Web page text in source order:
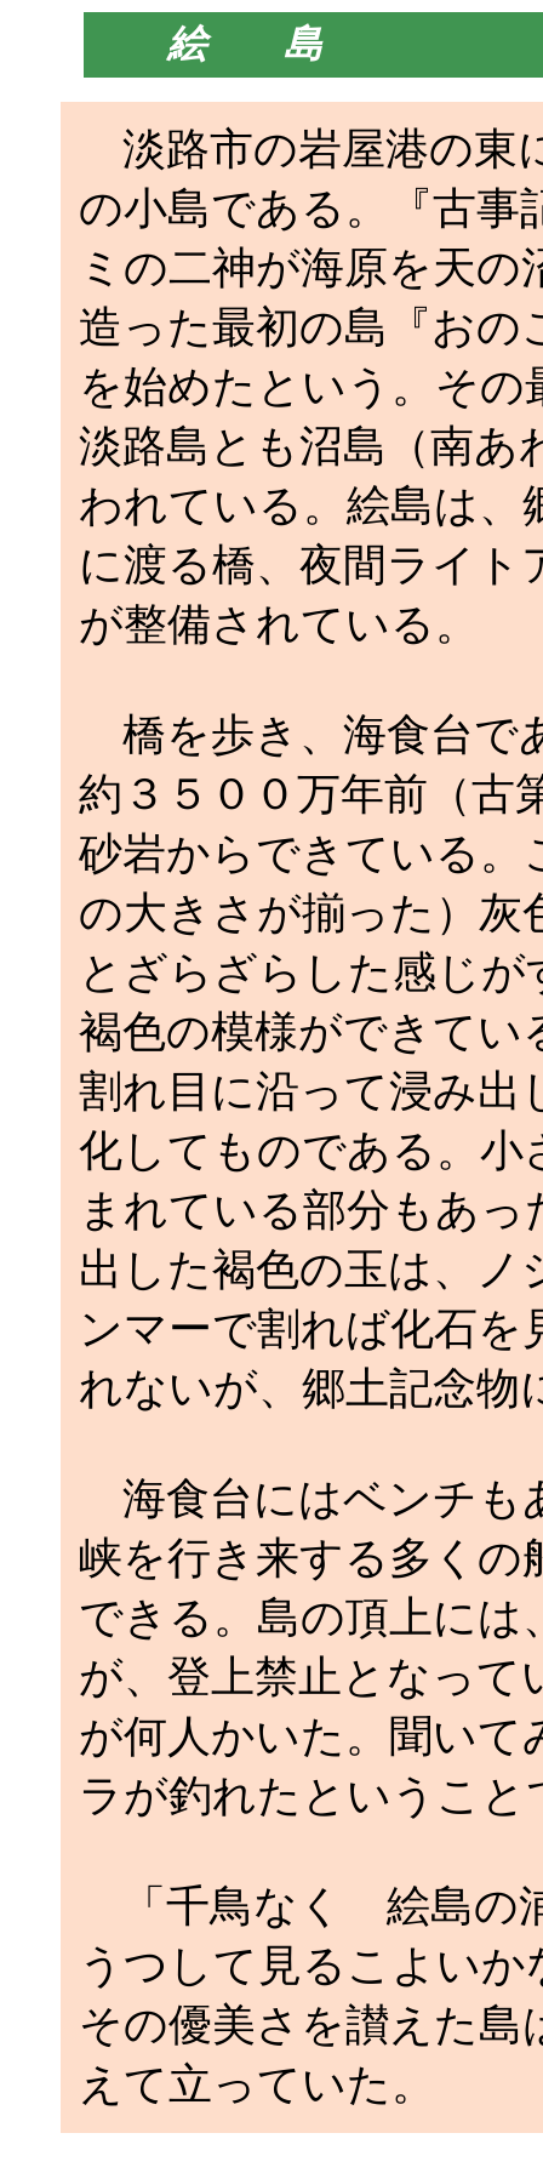
絵 島
淡路市の岩屋港の東
の小島である。『古事
ミの二神が海原を天
造った最初の島『おの
を始めたという。そ
淡路島とも沼島（南あ
われている。絵島は、
に渡る橋、夜間ライト
が整備されている。
橋を歩き、海食台で
約３５００万年前（古
砂岩からできている。
の大きさが揃った）灰
とざらざらした感じ
褐色の模様ができてい
割れ目に沿って浸み出
化してものである。小
まれている部分もあ
出した褐色の玉は、
ンマーで割れば化石
れないが、郷土記念物
海食台にはベンチも
峡を行き来する多く
できる。島の頂上には
が、登上禁止となって
が何人かいた。聞い
ラが釣れたということ
「千鳥なく 絵島の
うつして見るこよい
その優美さを讃えた島
えて立っていた。